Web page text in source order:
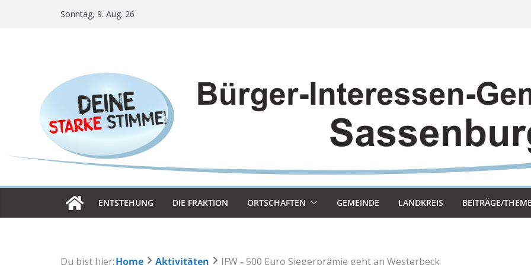
Sonntag, 9. Aug. 26
ENT­STE­HUNG DIE FRAK­TION ORT­SCHAF­TEN GEMEINDE LAND­KREIS BEITRÄGE/
Du bist hier:Home Aktivitäten JFW - 500 Euro Siegerprämie geht an Westerbeck